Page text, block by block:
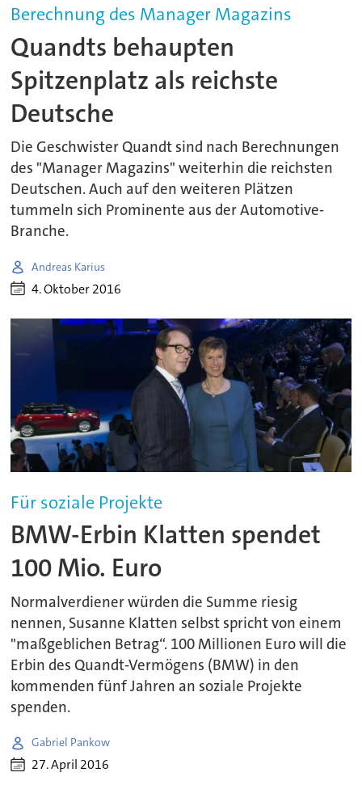
Berechnung des Manager Magazins
Quandts behaupten
Spitzenplatz als reichste
Deutsche
Die Geschwister Quandt sind nach Berechnungen
des "Manager Magazins" weiterhin die reichsten
Deutschen. Auch auf den weiteren Plätzen
tummeln sich Prominente aus der Automotive-
Branche.
Andreas Karius
4. Oktober 2016
Für soziale Projekte
BMW-Erbin Klatten spendet
100 Mio. Euro
Normalverdiener würden die Summe riesig
nennen, Susanne Klatten selbst spricht von einem
"maßgeblichen Betrag“. 100 Millionen Euro will die
Erbin des Quandt-Vermögens (BMW) in den
kommenden fünf Jahren an soziale Projekte
spenden.
Gabriel Pankow
27. April 2016